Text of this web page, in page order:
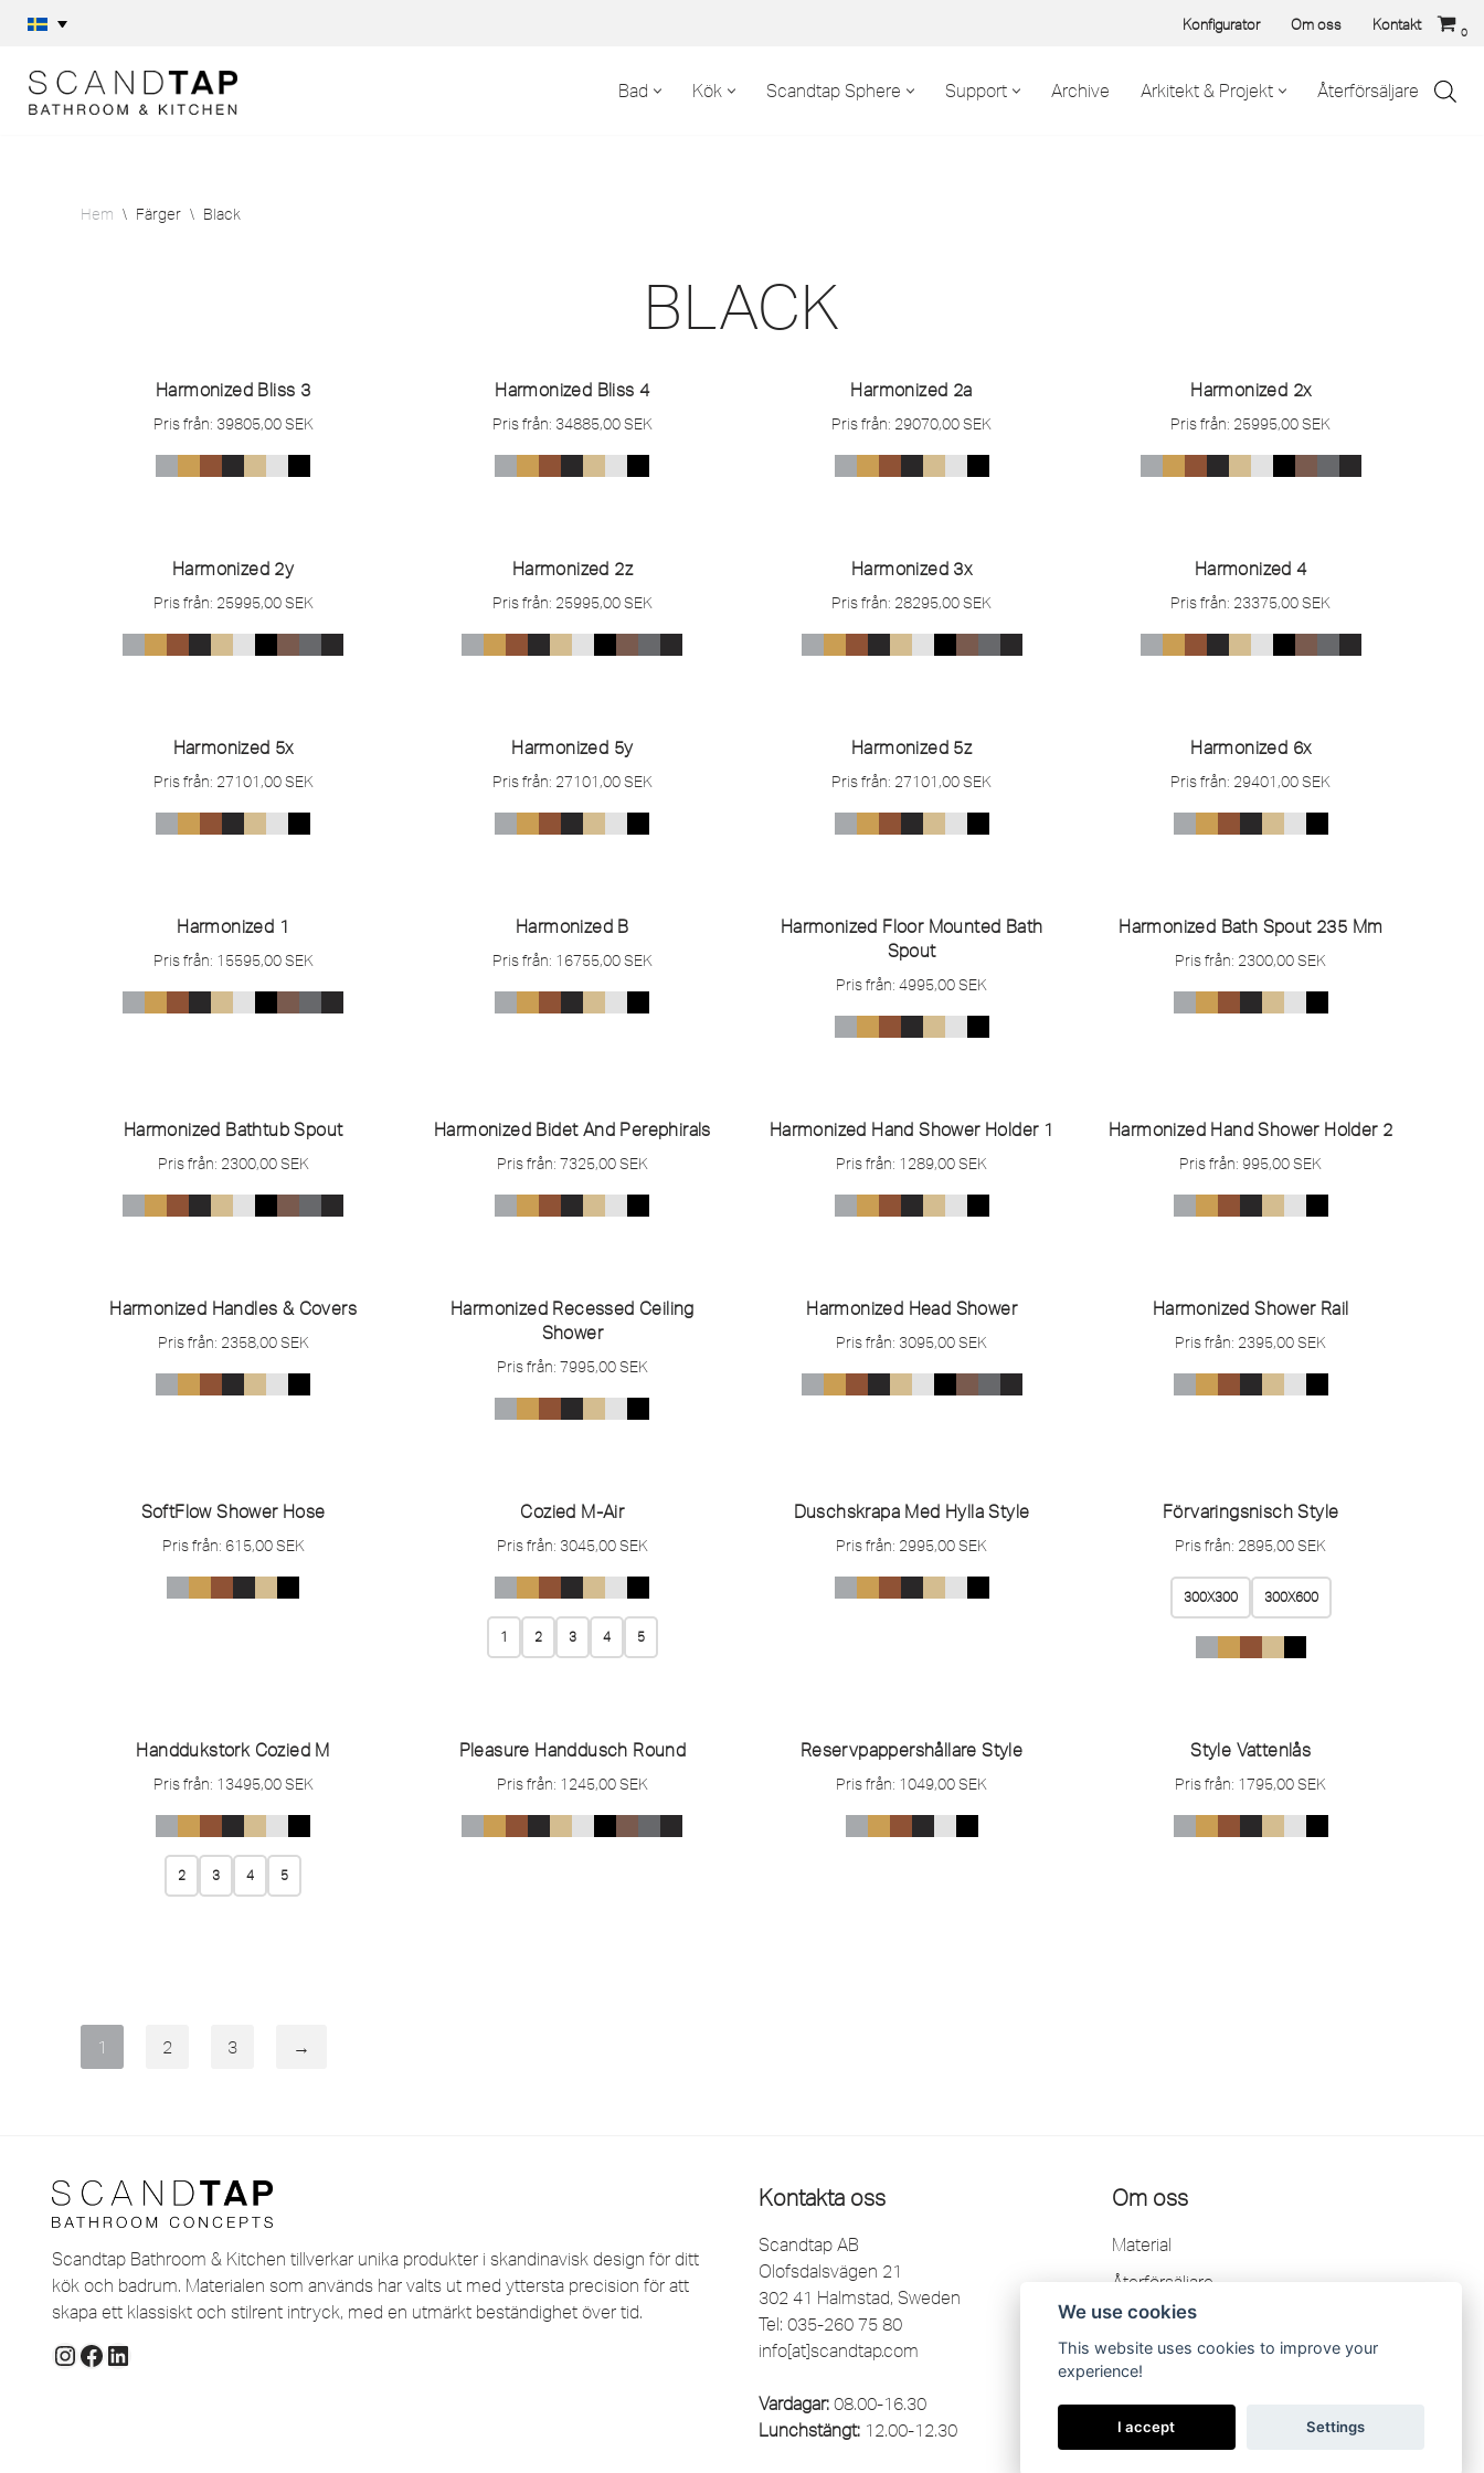
till
innehåll
Konfigurator Om oss Kontakt 0
Bad Kök Scandtap Sphere Support Archive Arkitekt & Projekt Återförsäljare
Hem \ Färger \ Black
BLACK
Harmonized Bliss 3
Pris från: 39805,00SEK
Harmonized Bliss 4
Pris från: 34885,00SEK
Harmonized 2a
Pris från: 29070,00SEK
Harmonized 2x
Pris från: 25995,00SEK
Harmonized 2y
Pris från: 25995,00SEK
Harmonized 2z
Pris från: 25995,00SEK
Harmonized 3x
Pris från: 28295,00SEK
Harmonized 4
Pris från: 23375,00SEK
Harmonized 5x
Pris från: 27101,00SEK
Harmonized 5y
Pris från: 27101,00SEK
Harmonized 5z
Pris från: 27101,00SEK
Harmonized 6x
Pris från: 29401,00SEK
Harmonized 1
Pris från: 15595,00SEK
Harmonized B
Pris från: 16755,00SEK
Harmonized Floor Mounted Bath
Spout
Pris från:4995,00SEK
Harmonized Bath Spout 235 Mm
Pris från: 2300,00SEK
Harmonized Bathtub Spout
Pris från: 2300,00SEK
Harmonized Bidet And Perephirals
Pris från: 7325,00SEK
Harmonized Hand Shower Holder 1
Pris från: 1289,00SEK
Harmonized Hand Shower Holder 2
Pris från: 995,00SEK
Harmonized Handles & Covers
Pris från: 2358,00SEK
Harmonized Recessed Ceiling
Shower
Pris från: 7995,00SEK
Harmonized Head Shower
Pris från: 3095,00SEK
Harmonized Shower Rail
Pris från: 2395,00SEK
SoftFlow Shower Hose
Pris från: 615,00SEK
Cozied M-Air
Pris från: 3045,00SEK
1 2 3 4 5
Duschskrapa Med Hylla Style
Pris från: 2995,00SEK
Förvaringsnisch Style
Pris från: 2895,00SEK
300X300 300X600
Handdukstork Cozied M
Pris från: 13495,00SEK
2 3 4 5
Pleasure Handdusch Round
Pris från: 1245,00SEK
Reservpappershållare Style
Pris från: 1049,00SEK
Style Vattenlås
Pris från: 1795,00SEK
1 2 3 →
Scandtap Bathroom & Kitchen tillverkar unika produkter i skandinavisk design för ditt
kök och badrum. Materialen som används har valts ut med yttersta precision för att
skapa ett klassiskt och stilrent intryck, med en utmärkt beständighet över tid.
Kontakta oss
Scandtap AB
Olofsdalsvägen 21
302 41 Halmstad, Sweden
Tel: 035-260 75 80
info[at]scandtap.com
Vardagar: 08.00-16.30
Lunchstängt: 12.00-12.30
Om oss
Material
Återförsäljare
Kontakt
Garanti
Katalog 2026
We use cookies
This website uses cookies to improve your
experience!
I accept Settings